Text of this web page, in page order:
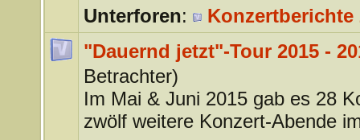
Unterforen:
Konzertberichte
"Dauernd jetzt"-Tour 2015 -
Betrachter)
Im Mai & Juni 2015 gab es 28
zwölf weitere Konzert-Abende